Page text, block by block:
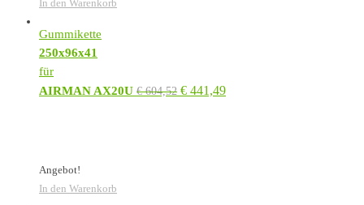
In den Warenkorb
Gummikette
250x96x41
für
AIRMAN AX20U €604,52 € 441,49
Angebot!
In den Warenkorb